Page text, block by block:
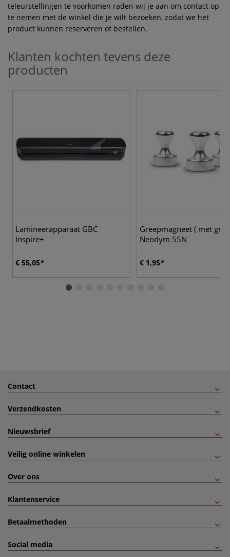
teleurstellingen te voorkomen raden wij je aan om contact op
te nemen met de winkel die je wilt bezoeken, zodat we het
product kunnen reserveren of bestellen.
Klanten kochten tevens deze
producten
Lamineerapparaat GBC
Inspire+
€ 55,05
Greepmagneet ( met
Neodym 55N
€ 1,95
Contact
Verzendkosten
Nieuwsbrief
Veilig online winkelen
Over ons
Klantenservice
Betaalmethoden
Social media